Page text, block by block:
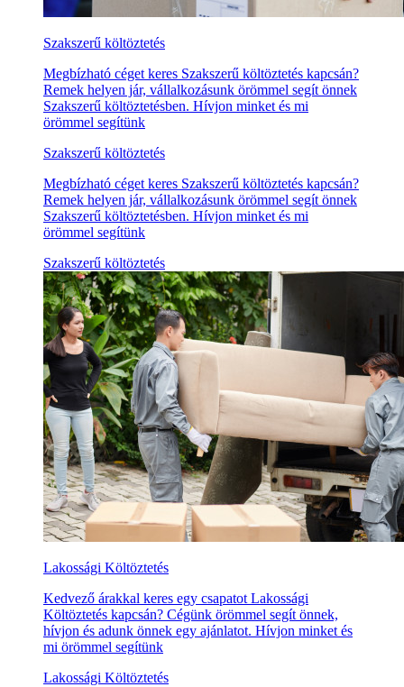
Szakszerű költöztetés
Megbízható céget keres Szakszerű költöztetés kapcsán?
Remek helyen jár, vállalkozásunk örömmel segít önnek
Szakszerű költöztetésben. Hívjon minket és mi
örömmel segítünk
Szakszerű költöztetés
Megbízható céget keres Szakszerű költöztetés kapcsán?
Remek helyen jár, vállalkozásunk örömmel segít önnek
Szakszerű költöztetésben. Hívjon minket és mi
örömmel segítünk
Szakszerű költöztetés
Lakossági Költöztetés
Kedvező árakkal keres egy csapatot Lakossági
Költöztetés kapcsán? Cégünk örömmel segít önnek,
hívjon és adunk önnek egy ajánlatot. Hívjon minket és
mi örömmel segítünk
Lakossági Költöztetés